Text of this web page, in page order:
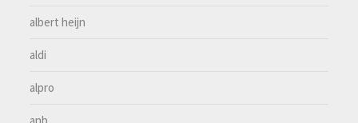
albert heijn
aldi
alpro